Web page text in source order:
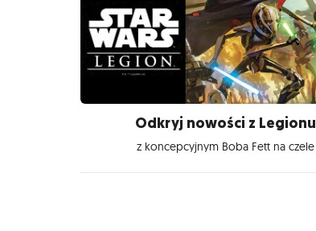
Odkryj nowości z Legionu
z koncepcyjnym Boba Fett na czele